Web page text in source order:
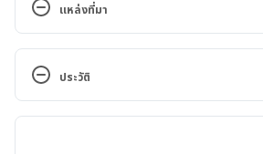
แหล่งที่มา
Camu camu http://
supplements/ingredientmono-
camu%20camu.aspx?
ประวัติ